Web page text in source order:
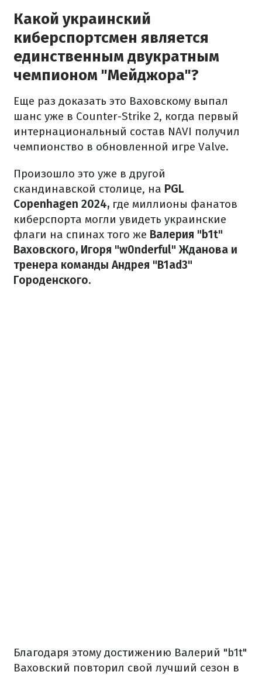
Какой украинский
киберспортсмен является
единственным двукратным
чемпионом "Мейджора"?
Еще раз доказать это Ваховскому выпал
шанс уже в Counter-Strike 2, когда первый
интернациональный состав NAVI получил
чемпионство в обновленной игре Valve.
Произошло это уже в другой
скандинавской столице, на PGL
Copenhagen 2024, где миллионы фанатов
киберспорта могли увидеть украинские
флаги на спинах того же Валерия "b1t"
Ваховского, Игоря "w0nderful" Жданова и
тренера команды Андрея "B1ad3"
Городенского.
Благодаря этому достижению Валерий "b1t"
Ваховский повторил свой лучший сезон в